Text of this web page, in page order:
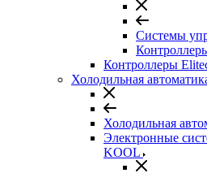
Системы
Контроллеры
Холодильная
Холодильная
Электронные
KOOL